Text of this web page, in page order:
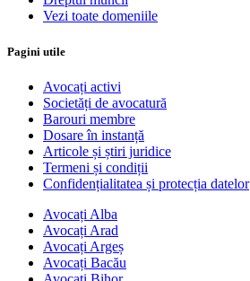
Vezi toate domeniile
Pagini utile
Avocați activi
Societăți de avocatură
Barouri membre
Dosare în instanță
Articole și știri juridice
Termeni și condiții
Confidențialitatea și protecția datelor
Avocați Alba
Avocați Arad
Avocați Argeș
Avocați Bacău